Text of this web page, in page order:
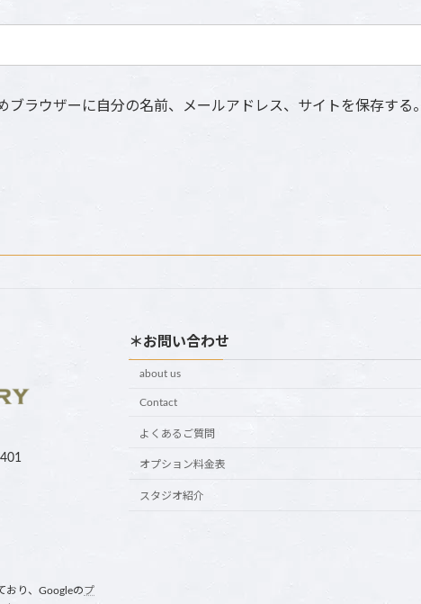
ブラウザーに自分の名前、メールアドレス、サイトを保存する。
おり、Googleのプ
＊お問い合わせ
about us
Contact
よくあるご質問
オプション料金表
スタジオ紹介